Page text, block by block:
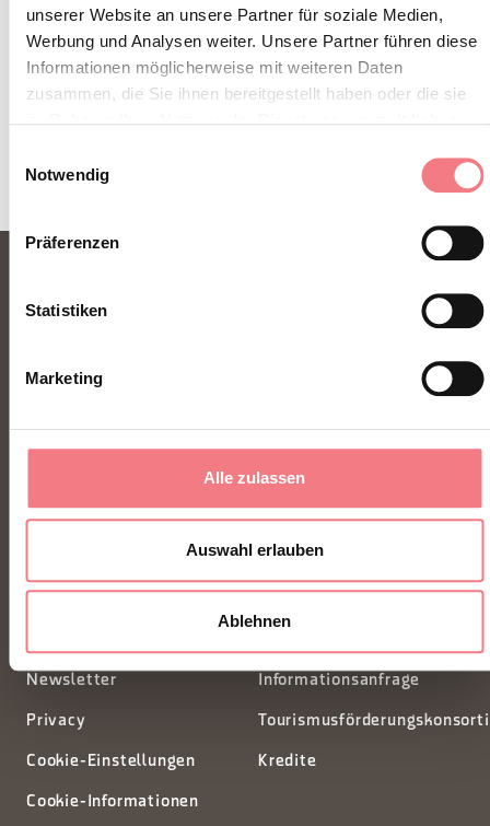
unserer Website an unsere Partner für soziale Medien,
Werbung und Analysen weiter. Unsere Partner führen diese
Informationen möglicherweise mit weiteren Daten
zusammen, die Sie ihnen bereitgestellt haben oder die sie
Notwendig
Präferenzen
Statistiken
Marketing
Alle zulassen
Auswahl erlauben
Ablehnen
INFORMATIONEN ANFORDERN
Piazza Santo Stefano 15/17
32100 Belluno - Italia
Newsletter
Privacy
Cookie-Einstellungen
Cookie-Informationen
Informationsanfrage
Kredite